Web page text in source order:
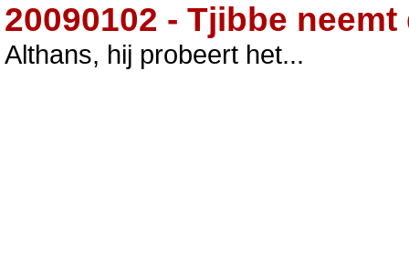
20090102 - Tjibbe
Althans, hij probeert het...